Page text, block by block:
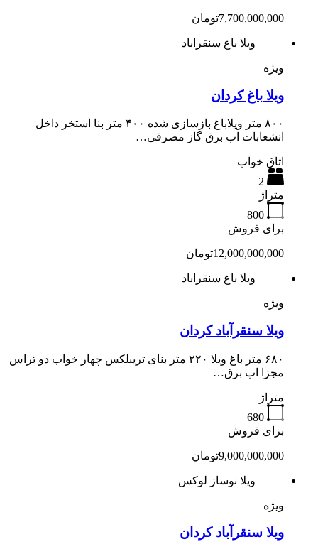
7,700,000,000تومان
ویلا باغ سنقراباد
ویژه
ویلا باغ کردان
۸۰۰ متر ویلاباغ بازسازی شده ۴۰۰ متر بنا استخر داخل
انشعابات اب برق گاز مصرفی…
اتاق خواب
2
متراژ
800
برای فروش
12,000,000,000تومان
ویلا باغ سنقراباد
ویژه
ویلا سنقرآباد کردان
۶۸۰ متر باغ ویلا ۲۲۰ متر بنای تریبلکس چهار خواب دو تراس
مجزا اب برق…
متراژ
680
برای فروش
9,000,000,000تومان
ویلا نوساز لوکس
ویژه
ویلا سنقرآباد کردان